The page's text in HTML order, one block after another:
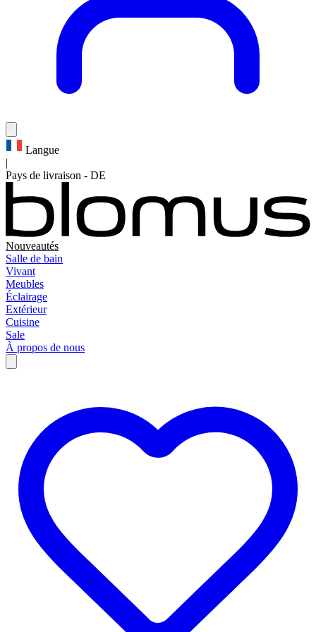
Langue
|
Pays de livraison - DE
Nouveautés
Salle de bain
Vivant
Meubles
Éclairage
Extérieur
Cuisine
Sale
À propos de nous